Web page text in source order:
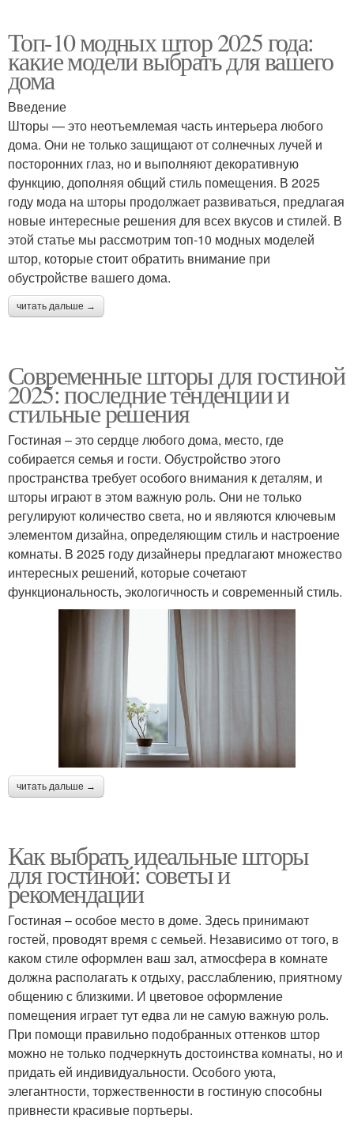
Топ-10 модных штор 2025 года:
какие модели выбрать для вашего
дома
Введение
Шторы — это неотъемлемая часть интерьера любого
дома. Они не только защищают от солнечных лучей и
посторонних глаз, но и выполняют декоративную
функцию, дополняя общий стиль помещения. В 2025
году мода на шторы продолжает развиваться, предлагая
новые интересные решения для всех вкусов и стилей. В
этой статье мы рассмотрим топ-10 модных моделей
штор, которые стоит обратить внимание при
обустройстве вашего дома.
читать дальше →
Современные шторы для гостиной
2025: последние тенденции и
стильные решения
Гостиная – это сердце любого дома, место, где
собирается семья и гости. Обустройство этого
пространства требует особого внимания к деталям, и
шторы играют в этом важную роль. Они не только
регулируют количество света, но и являются ключевым
элементом дизайна, определяющим стиль и настроение
комнаты. В 2025 году дизайнеры предлагают множество
интересных решений, которые сочетают
функциональность, экологичность и современный стиль.
читать дальше →
Как выбрать идеальные шторы
для гостиной: советы и
рекомендации
Гостиная – особое место в доме. Здесь принимают
гостей, проводят время с семьей. Независимо от того, в
каком стиле оформлен ваш зал, атмосфера в комнате
должна располагать к отдыху, расслаблению, приятному
общению с близкими. И цветовое оформление
помещения играет тут едва ли не самую важную роль.
При помощи правильно подобранных оттенков штор
можно не только подчеркнуть достоинства комнаты, но и
придать ей индивидуальности. Особого уюта,
элегантности, торжественности в гостиную способны
привнести красивые портьеры.